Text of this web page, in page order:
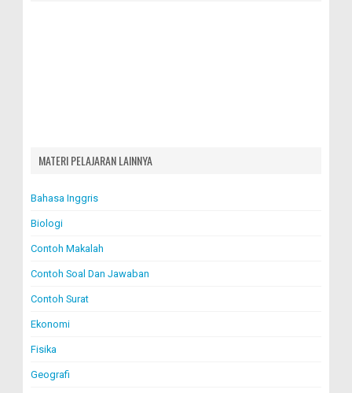
MATERI PELAJARAN LAINNYA
Bahasa Inggris
Biologi
Contoh Makalah
Contoh Soal Dan Jawaban
Contoh Surat
Ekonomi
Fisika
Geografi